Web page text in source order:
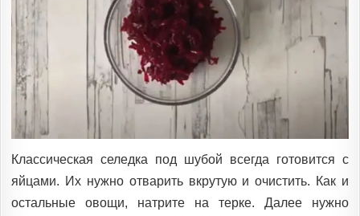
Классическая селедка под шубой всегда готовится с
яйцами. Их нужно отварить вкрутую и очистить. Как и
остальные овощи, натрите на терке. Далее нужно